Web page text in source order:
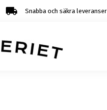
Snabba och säkra leveranser